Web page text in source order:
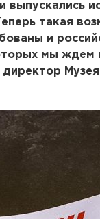
выпускались
такая
и
мы ждем
директор